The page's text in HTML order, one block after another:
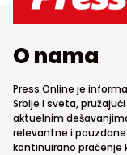
O nama
Press Online je
Srbije i sveta,
aktuelnim
relevantne i
kontinuirano praćenje